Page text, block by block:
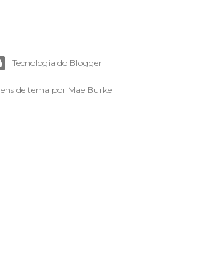
Tecnologia do Blogger
de tema por Mae Burke